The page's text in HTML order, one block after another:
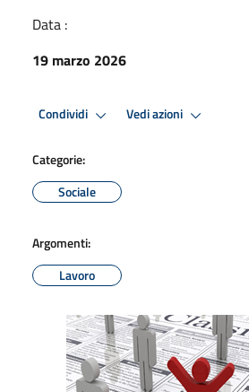
Data :
19 marzo 2026
Condividi Vedi azioni
Categorie:
Sociale
Argomenti:
Lavoro